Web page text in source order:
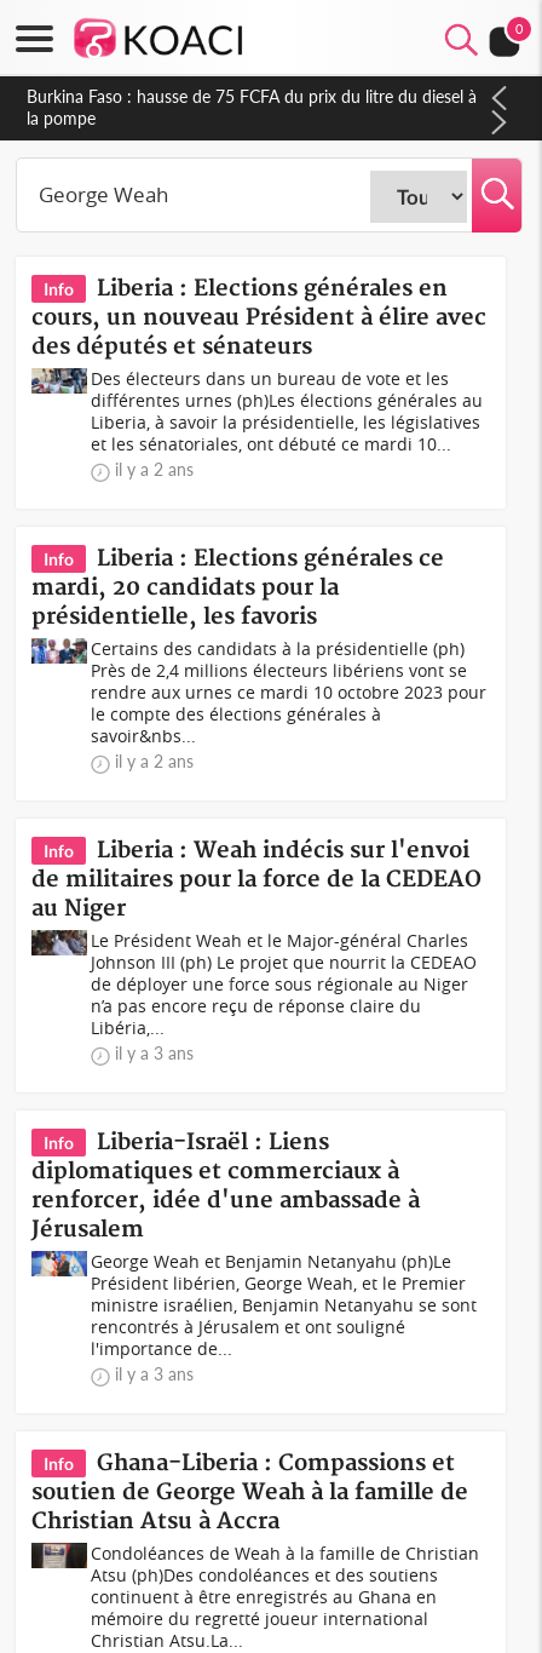
0
Burkina Faso : hausse de 75 FCFA du prix du litre du diesel à
la pompe
Info
Liberia : Elections générales en
cours, un nouveau Président à élire avec
des députés et sénateurs
Des électeurs dans un bureau de vote et les
différentes urnes (ph)Les élections générales au
Liberia, à savoir la présidentielle, les législatives
et les sénatoriales, ont débuté ce mardi 10...
il y a 2 ans
Info
Liberia : Elections générales ce
mardi, 20 candidats pour la
présidentielle, les favoris
Certains des candidats à la présidentielle (ph)
Près de 2,4 millions électeurs libériens vont se
rendre aux urnes ce mardi 10 octobre 2023 pour
le compte des élections générales à
savoir&nbs...
il y a 2 ans
Info
Liberia : Weah indécis sur l'envoi
de militaires pour la force de la CEDEAO
au Niger
Le Président Weah et le Major-général Charles
Johnson III (ph) Le projet que nourrit la CEDEAO
de déployer une force sous régionale au Niger
n’a pas encore reçu de réponse claire du
Libéria,...
il y a 3 ans
Info
Liberia-Israël : Liens
diplomatiques et commerciaux à
renforcer, idée d'une ambassade à
Jérusalem
George Weah et Benjamin Netanyahu (ph)Le
Président libérien, George Weah, et le Premier
ministre israélien, Benjamin Netanyahu se sont
rencontrés à Jérusalem et ont souligné
l'importance de...
il y a 3 ans
Info
Ghana-Liberia : Compassions et
soutien de George Weah à la famille de
Christian Atsu à Accra
Condoléances de Weah à la famille de Christian
Atsu (ph)Des condoléances et des soutiens
continuent à être enregistrés au Ghana en
mémoire du regretté joueur international
Christian Atsu.La...